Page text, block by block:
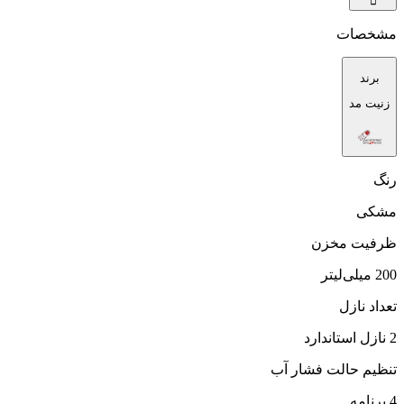
مشخصات
برند
زنیت مد
رنگ
مشکی
ظرفیت مخزن
200 میلی‌لیتر
تعداد نازل
2 نازل استاندارد
تنظیم حالت فشار آب
4 برنامه